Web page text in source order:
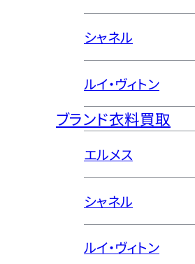
シャネル
ルイ・ヴィトン
ブランド衣料買取
エルメス
シャネル
ルイ・ヴィトン